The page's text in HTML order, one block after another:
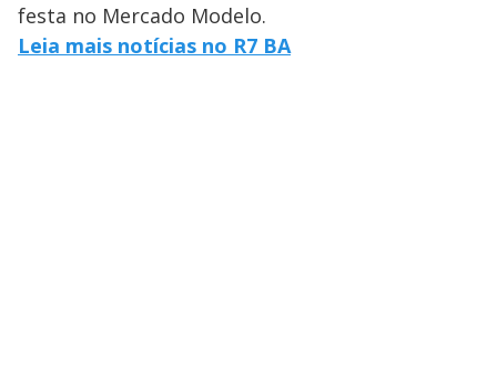
festa no Mercado Modelo.
Leia mais notícias no R7 BA